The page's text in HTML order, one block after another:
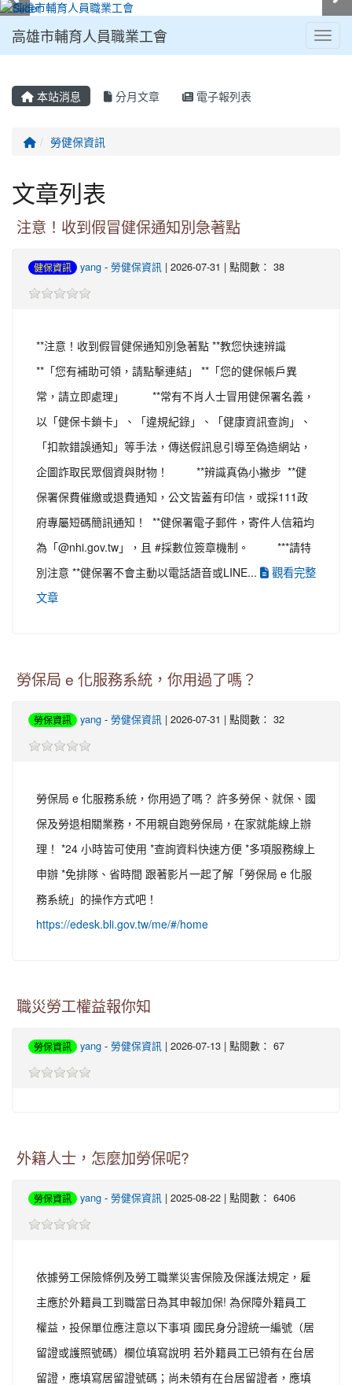
高雄市輔育人員職業工會
本站消息 分月文章 電子報列表
勞健保資訊
文章列表
注意！收到假冒健保通知別急著點
健保資訊 yang - 勞健保資訊 | 2026-07-31 | 點閱數： 38
**注意！收到假冒健保通知別急著點 **教您快速辨識
**「您有補助可領，請點擊連結」 **「您的健保帳戶異
常，請立即處理」 **常有不肖人士冒用健保署名義，
以「健保卡鎖卡」、「違規紀錄」、「健康資訊查詢」、
「扣款錯誤通知」等手法，傳送假訊息引導至偽造網站，
企圖詐取民眾個資與財物！ **辨識真偽小撇步 **健
保署保費催繳或退費通知，公文皆蓋有印信，或採111政
府專屬短碼簡訊通知！ **健保署電子郵件，寄件人信箱均
為「@nhi.gov.tw」，且 #採數位簽章機制。 ***請特
別注意 **健保署不會主動以電話語音或LINE...
觀看完整
文章
勞保局 e 化服務系統，你用過了嗎？
勞保資訊 yang - 勞健保資訊 | 2026-07-31 | 點閱數： 32
勞保局 e 化服務系統，你用過了嗎？ 許多勞保、就保、國
保及勞退相關業務，不用親自跑勞保局，在家就能線上辦
理！ *24 小時皆可使用 *查詢資料快速方便 *多項服務線上
申辦 *免排隊、省時間 跟著影片一起了解「勞保局 e 化服
務系統」的操作方式吧！
https://edesk.bli.gov.tw/me/#/home
職災勞工權益報你知
勞保資訊 yang - 勞健保資訊 | 2026-07-13 | 點閱數： 67
外籍人士，怎麼加勞保呢?
勞保資訊 yang - 勞健保資訊 | 2025-08-22 | 點閱數： 6406
依據勞工保險條例及勞工職業災害保險及保護法規定，雇
主應於外籍員工到職當日為其申報加保! 為保障外籍員工
權益，投保單位應注意以下事項 國民身分證統一編號（居
留證或護照號碼）欄位填寫說明 若外籍員工已領有在台居
留證，應填寫居留證號碼；尚未領有在台居留證者，應填